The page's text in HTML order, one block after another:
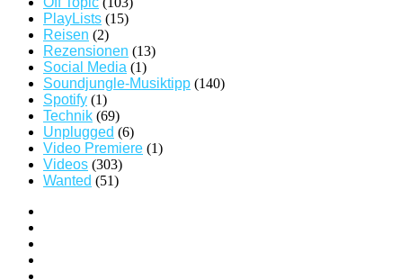
PlayLists (15)
Reisen (2)
Rezensionen (13)
Social Media (1)
Soundjungle-Musiktipp (140)
Spotify (1)
Technik (69)
Unplugged (6)
Video Premiere (1)
Videos (303)
Wanted (51)